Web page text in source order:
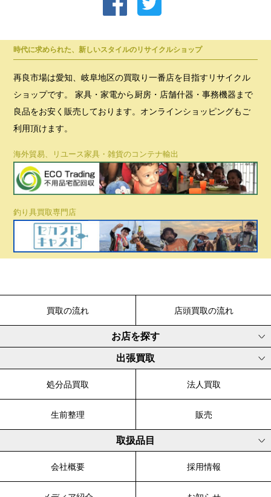
時代に求められた、新しいスタイルのリサイクルショップ
再良市場は愛知、岐阜地区の買取り一番店を目指すリサイクル
ショップです。 家具・家電から厨房・店舗什器・事務機器まで
良品をお安く販売しております。オンラインショッピングもご
利用頂けます。
海外貿易、リユース家具・雑貨のコンテナ輸出
釣り具買取専門店
買取の流れ 店頭買取の流れ
お店を探す
出張買取
処分品買取 法人買取
生前整理 販売
取扱品目
会社概要 採用情報